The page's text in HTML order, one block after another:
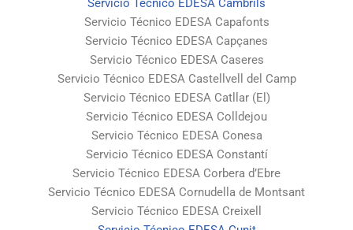
Servicio Técnico EDESA Cambrils
Servicio Técnico EDESA Capafonts
Servicio Técnico EDESA Capçanes
Servicio Técnico EDESA Caseres
Servicio Técnico EDESA Castellvell del Camp
Servicio Técnico EDESA Catllar (El)
Servicio Técnico EDESA Colldejou
Servicio Técnico EDESA Conesa
Servicio Técnico EDESA Constantí
Servicio Técnico EDESA Corbera d’Ebre
Servicio Técnico EDESA Cornudella de Montsant
Servicio Técnico EDESA Creixell